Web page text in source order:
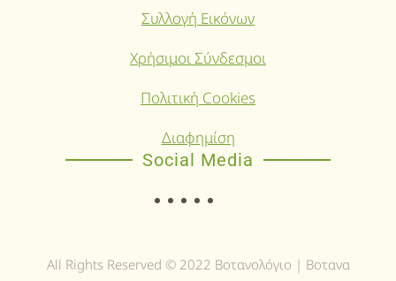
Συλλογή Εικόνων
Χρήσιμοι Σύνδεσμοι
Πολιτική Cookies
Διαφημίση
Social Media
All Rights Reserved © 2022 Βοτανολόγιο | Βοτανα